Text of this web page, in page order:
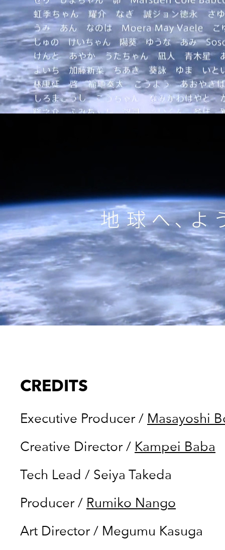
CREDITS
Executive Producer / Masayoshi
Creative Director / Kampei Baba
Tech Lead / Seiya Takeda
Producer / Rumiko Nango
Art Director / Megumu Kasuga